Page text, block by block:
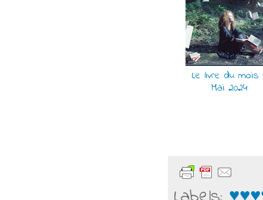
Le livre du
Mai 2024